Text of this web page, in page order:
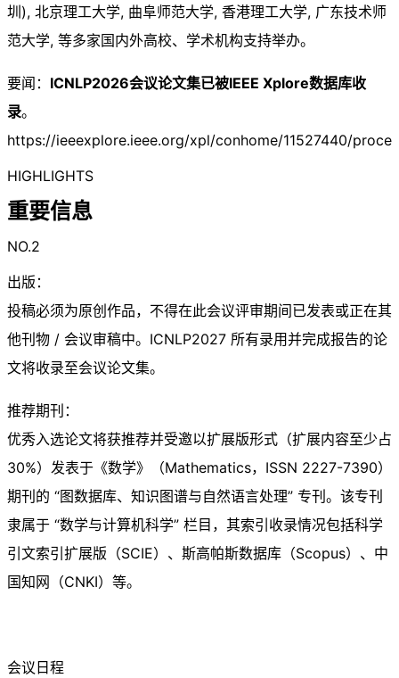
圳), 北京理工大学, 曲阜师范大学, 香港理工大学, 广东技术师
范大学, 等多家国内外高校、学术机构支持举办。
要闻： ICNLP2026会议论文集已被IEEE Xplore数据库收
录。
https://ieeexplore.ieee.org/xpl/conhome/11527440/
HIGHLIGHTS
重要信息
NO.2
出版：
投稿必须为原创作品，不得在此会议评审期间已发表或正在其
他刊物 / 会议审稿中。ICNLP2027 所有录用并完成报告的论
文将收录至会议论文集。
推荐期刊：
优秀入选论文将获推荐并受邀以扩展版形式（扩展内容至少占
30%）发表于《数学》（Mathematics，ISSN 2227-7390）
期刊的 “图数据库、知识图谱与自然语言处理” 专刊。该专刊
隶属于 “数学与计算机科学” 栏目，其索引收录情况包括科学
引文索引扩展版（SCIE）、斯高帕斯数据库（Scopus）、中
国知网（CNKI）等。
会议日程